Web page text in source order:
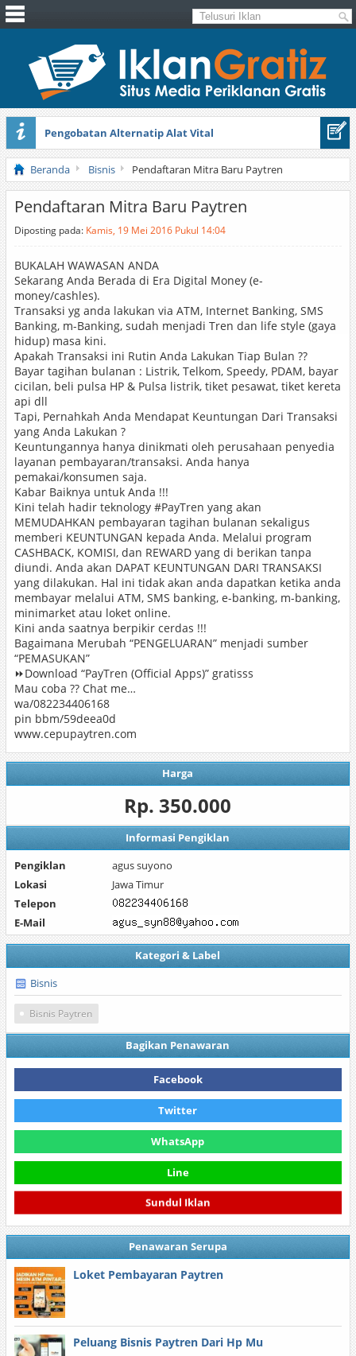
Pengobatan Alternatip Alat Vital
Pita Cantik Pesona
Beranda Bisnis Pendaftaran Mitra Baru Paytren
Pendaftaran Mitra Baru Paytren
Diposting pada: Kamis, 19 Mei 2016 Pukul 14:04
BUKALAH WAWASAN ANDA
Sekarang Anda Berada di Era Digital Money (e-
money/cashles).
Transaksi yg anda lakukan via ATM, Internet Banking, SMS
Banking, m-Banking, sudah menjadi Tren dan life style (gaya
hidup) masa kini.
Apakah Transaksi ini Rutin Anda Lakukan Tiap Bulan ??
Bayar tagihan bulanan : Listrik, Telkom, Speedy, PDAM, bayar
cicilan, beli pulsa HP & Pulsa listrik, tiket pesawat, tiket kereta
api dll
Tapi, Pernahkah Anda Mendapat Keuntungan Dari Transaksi
yang Anda Lakukan ?
Keuntungannya hanya dinikmati oleh perusahaan penyedia
layanan pembayaran/transaksi. Anda hanya
pemakai/konsumen saja.
Kabar Baiknya untuk Anda !!!
Kini telah hadir teknology ‪#‎PayTren‬ yang akan
MEMUDAHKAN pembayaran tagihan bulanan sekaligus
memberi KEUNTUNGAN kepada Anda. Melalui program
CASHBACK, KOMISI, dan REWARD yang di berikan tanpa
diundi. Anda akan DAPAT KEUNTUNGAN DARI TRANSAKSI
yang dilakukan. Hal ini tidak akan anda dapatkan ketika anda
membayar melalui ATM, SMS banking, e-banking, m-banking,
minimarket atau loket online.
Kini anda saatnya berpikir cerdas !!!
Bagaimana Merubah “PENGELUARAN” menjadi sumber
“PEMASUKAN”
⏩Download “PayTren (Official Apps)” gratisss
Mau coba ?? Chat me…
wa/082234406168
pin bbm/59deea0d
www.cepupaytren.com
Harga
Rp. 350.000
Informasi Pengiklan
Pengiklan
agus suyono
Lokasi
Jawa Timur
Telepon
E-Mail
Kategori & Label
Bisnis
Bisnis Paytren
Bagikan Penawaran
Facebook
Twitter
WhatsApp
Line
Sundul Iklan
Penawaran Serupa
Loket Pembayaran Paytren
Peluang Bisnis Paytren Dari Hp Mu